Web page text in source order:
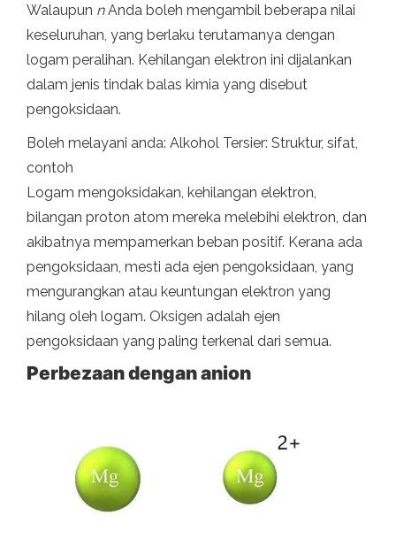
Walaupun nAnda boleh mengambil beberapa nilai
keseluruhan, yang berlaku terutamanya dengan
logam peralihan. Kehilangan elektron ini dijalankan
dalam jenis tindak balas kimia yang disebut
pengoksidaan.
Boleh melayani anda: Alkohol Tersier: Struktur, sifat,
contoh
Logam mengoksidakan, kehilangan elektron,
bilangan proton atom mereka melebihi elektron, dan
akibatnya mempamerkan beban positif. Kerana ada
pengoksidaan, mesti ada ejen pengoksidaan, yang
mengurangkan atau keuntungan elektron yang
hilang oleh logam. Oksigen adalah ejen
pengoksidaan yang paling terkenal dari semua.
Perbezaan dengan anion